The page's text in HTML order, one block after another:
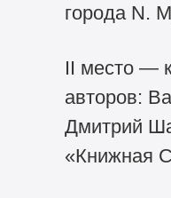
города N.
II место —
авторов:
Дмитрий
«Книжная